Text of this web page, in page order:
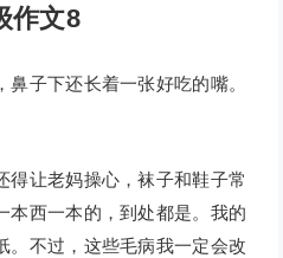
作文8
子下还长着一张好吃的嘴。
让老妈操心，袜子和鞋子常
本西一本的，到处都是。我的
。不过，这些毛病我一定会改